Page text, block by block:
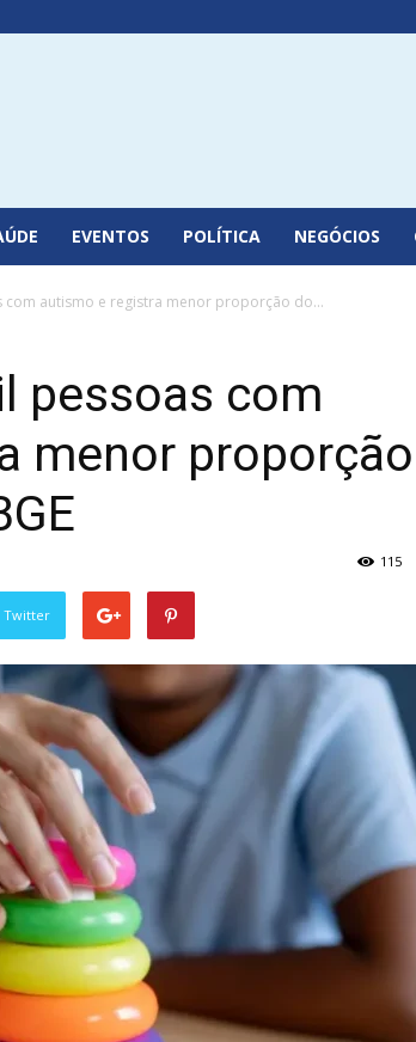
EVENTOS POLÍTICA NEGÓCIOS
com autismo e registra menor proporção do...
pessoas com
menor proporção
115
Twitter